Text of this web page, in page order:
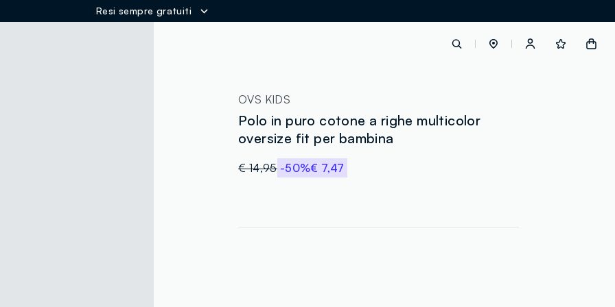
Resi sempre gratuiti
OVS KIDS
Polo in puro cotone a righe multicolor
oversize fit per bambina
€ 14,95 -50%€ 7,47